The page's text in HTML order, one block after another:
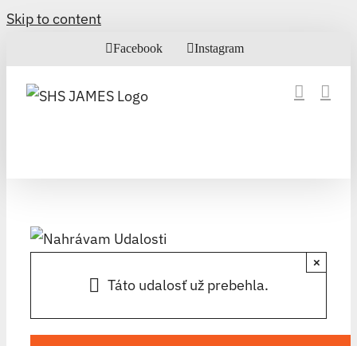
Skip to content
Facebook Instagram
Táto udalosť už prebehla.
×